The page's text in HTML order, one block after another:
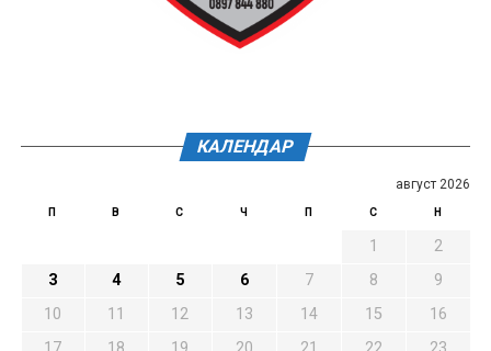
КАЛЕНДАР
август 2026
П В С Ч П С Н
1
2
3
4 5 6 7 8
9
10
11 12 13 14 15
16